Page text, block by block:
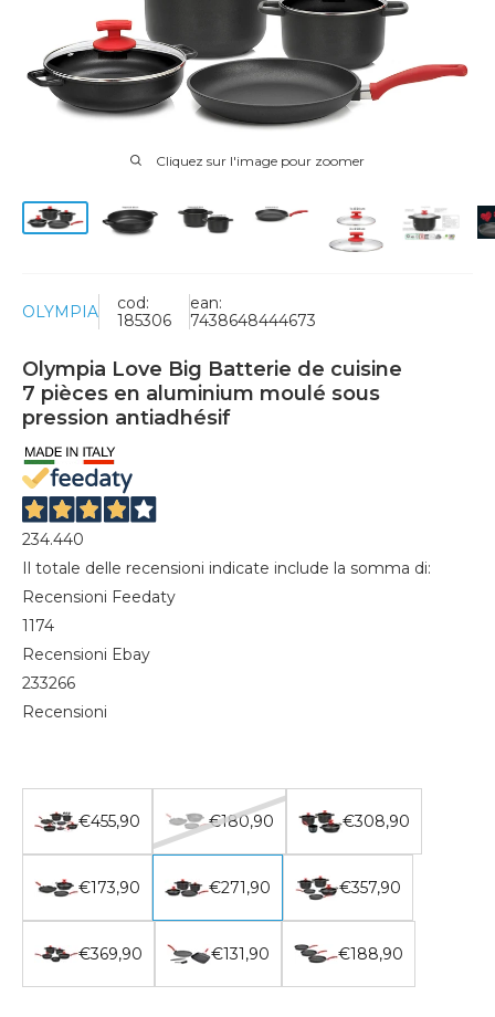
Cliquez sur l'image pour zoomer
OLYMPIA
cod:
185306
ean:
7438648444673
Olympia Love Big Batterie de cuisine
7 pièces en aluminium moulé sous
pression antiadhésif
234.440
Il totale delle recensioni indicate include la somma di:
Recensioni Feedaty
1174
Recensioni Ebay
233266
Recensioni
€455,90 €180,90 €308,90
€173,90 €271,90 €357,90
€369,90 €131,90 €188,90